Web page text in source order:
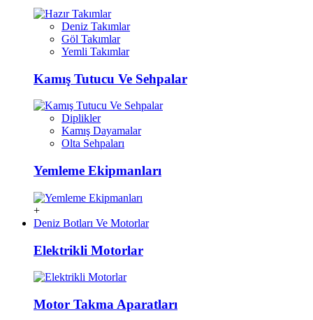
Deniz Takımlar
Göl Takımlar
Yemli Takımlar
Kamış Tutucu Ve Sehpalar
Diplikler
Kamış Dayamalar
Olta Sehpaları
Yemleme Ekipmanları
+
Deniz Botları Ve Motorlar
Elektrikli Motorlar
Motor Takma Aparatları